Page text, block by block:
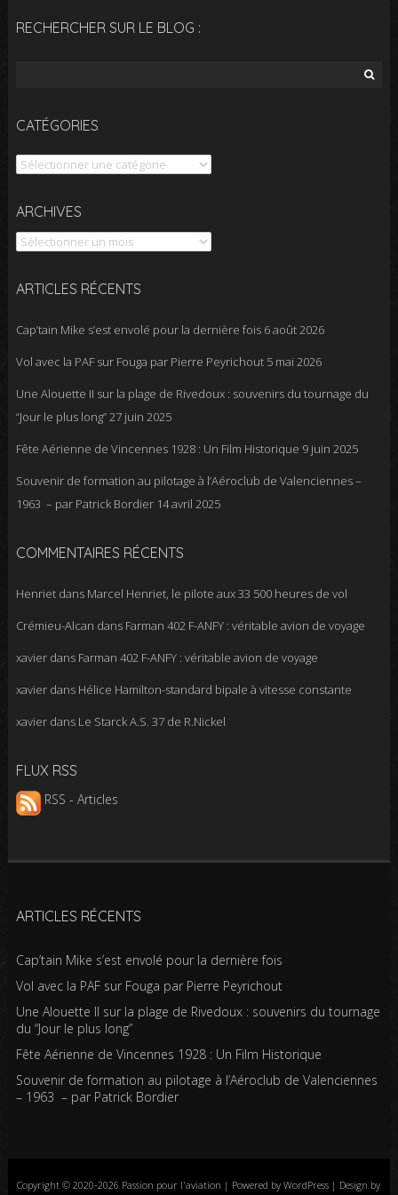
RECHERCHER SUR LE BLOG :
CATÉGORIES
Catégories
ARCHIVES
Archives
ARTICLES RÉCENTS
Cap’tain Mike s’est envolé pour la dernière fois 6 août 2026
Vol avec la PAF sur Fouga par Pierre Peyrichout 5 mai 2026
Une Alouette II sur la plage de Rivedoux : souvenirs du tournage du
“Jour le plus long”27 juin 2025
Fête Aérienne de Vincennes 1928 : Un Film Historique 9 juin 2025
Souvenir de formation au pilotage à l’Aéroclub de Valenciennes –
1963 – par Patrick Bordier 14 avril 2025
COMMENTAIRES RÉCENTS
Henrietdans Marcel Henriet, le pilote aux 33 500 heures de vol
Crémieu-Alcan dans Farman 402 F-ANFY : véritable avion de voyage
xavierdans Farman 402 F-ANFY : véritable avion de voyage
xavierdans Hélice Hamilton-standard bipale à vitesse constante
xavierdans Le Starck A.S. 37 de R.Nickel
FLUX RSS
RSS - Articles
ARTICLES RÉCENTS
Cap’tain Mike s’est envolé pour la dernière fois
Vol avec la PAF sur Fouga par Pierre Peyrichout
Une Alouette II sur la plage de Rivedoux : souvenirs du tournage
du “Jour le plus long”
Fête Aérienne de Vincennes 1928 : Un Film Historique
Souvenir de formation au pilotage à l’Aéroclub de Valenciennes
– 1963 – par Patrick Bordier
Copyright © 2020-2026 Passion pour l'aviation | Powered by WordPress | Design by